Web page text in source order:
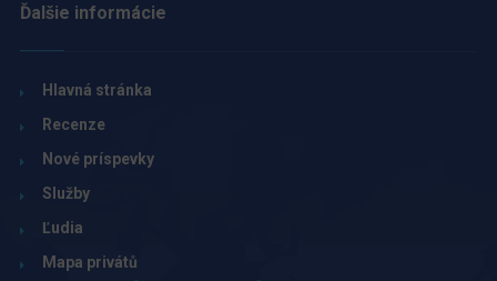
Ďalšie informácie
Hlavná stránka
Recenze
Nové príspevky
Služby
Ľudia
Mapa privátů